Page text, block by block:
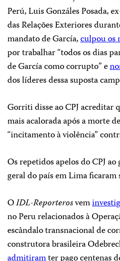
Perú, Luis Gonzáles Posada,
das Relações Exteriores
mandato de García,culpou os
por trabalhar “todos os dias
de García como corrupto” e
dos líderes dessa suposta
Gorriti disse ao CPJ acreditar
mais acalorada após a morte
“incitamento à violência”
Os repetidos apelos do CPJ
geral do país em Lima ficaram
OIDL-Reporterosvem
no Peru relacionados à
escândalo transnacional de
construtora brasileira